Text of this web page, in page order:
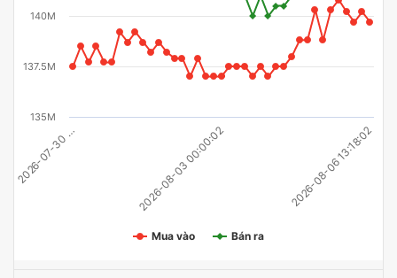
Mua vào Bán ra
2026-07-30 … 2026-08-03 00:00:02 2026-08-06 13:18:02
140M
135M
137.5M